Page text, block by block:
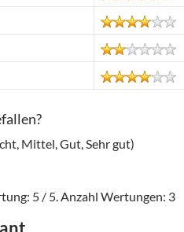
Mittel, Gut, Sehr gut)
5 / 5. Anzahl Wertungen: 3